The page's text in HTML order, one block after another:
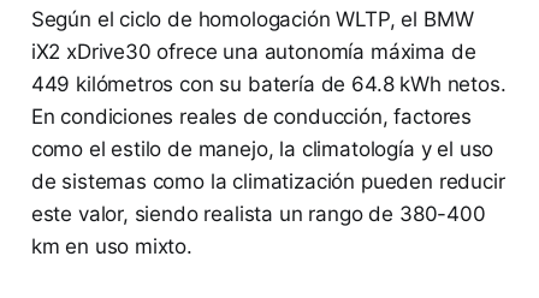
Según el ciclo de homologación WLTP, el BMW
iX2 xDrive30 ofrece una autonomía máxima de
449 kilómetros con su batería de 64.8 kWh netos.
En condiciones reales de conducción, factores
como el estilo de manejo, la climatología y el uso
de sistemas como la climatización pueden reducir
este valor, siendo realista un rango de 380-400
km en uso mixto.